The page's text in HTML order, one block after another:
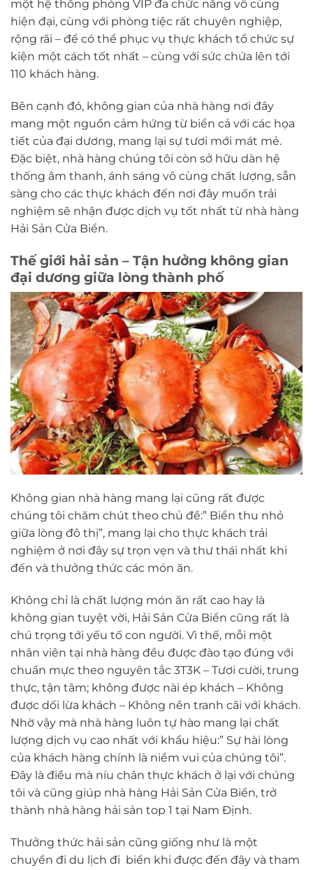
một hệ thống phòng VIP đa chức năng vô cùng
hiện đại, cùng với phòng tiệc rất chuyên nghiệp,
rộng rãi – để có thể phục vụ thực khách tổ chức sự
kiện một cách tốt nhất – cùng với sức chứa lên tới
110 khách hàng.
Bên cạnh đó, không gian của nhà hàng nơi đây
mang một nguồn cảm hứng từ biển cả với các họa
tiết của đại dương, mang lại sự tươi mới mát mẻ.
Đặc biệt, nhà hàng chúng tôi còn sở hữu dàn hệ
thống âm thanh, ánh sáng vô cùng chất lượng, sẵn
sàng cho các thực khách đến nơi đây muốn trải
nghiệm sẽ nhận được dịch vụ tốt nhất từ nhà hàng
Hải Sản Cửa Biển.
Thế giới hải sản – Tận hưởng không gian
đại dương giữa lòng thành phố
Không gian nhà hàng mang lại cũng rất được
chúng tôi chăm chút theo chủ đề:” Biển thu nhỏ
giữa lòng đô thị”, mang lại cho thực khách trải
nghiệm ở nơi đây sự trọn vẹn và thư thái nhất khi
đến và thưởng thức các món ăn.
Không chỉ là chất lượng món ăn rất cao hay là
không gian tuyệt vời, Hải Sản Cửa Biển cũng rất là
chú trọng tới yếu tố con người. Vì thế, mỗi một
nhân viên tại nhà hàng đều được đào tạo đúng với
chuẩn mực theo nguyên tắc 3T3K – Tươi cười, trung
thực, tận tâm; không được nài ép khách – Không
được dối lừa khách – Không nên tranh cãi với khách.
Nhờ vậy mà nhà hàng luôn tự hào mang lại chất
lượng dịch vụ cao nhất với khẩu hiệu:” Sự hài lòng
của khách hàng chính là niềm vui của chúng tôi”.
Đây là điều mà níu chân thực khách ở lại với chúng
tôi và cũng giúp nhà hàng Hải Sản Cửa Biển, trở
thành nhà hàng hải sản top 1 tại Nam Định.
Thưởng thức hải sản cũng giống như là một
chuyển đi du lịch đi biển khi được đến đây và tham